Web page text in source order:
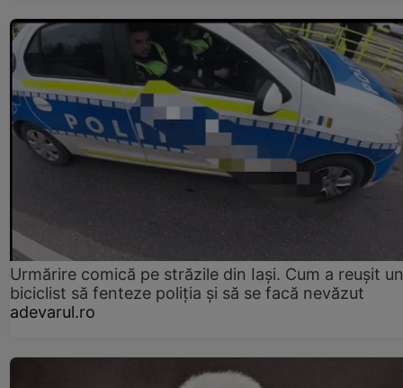
Urmărire comică pe străzile din Iași. Cum a reușit un
biciclist să fenteze poliția și să se facă nevăzut
adevarul.ro